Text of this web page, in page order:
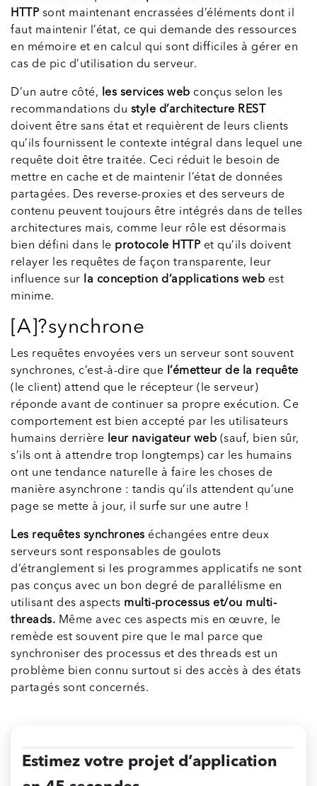
HTTPsont maintenant encrassées d’éléments dont il
faut maintenir l’état, ce qui demande des ressources
en mémoire et en calcul qui sont difficiles à gérer en
cas de pic d’utilisation du serveur.
D’un autre côté, les services web conçus selon les
recommandations du style d’architecture REST
doivent être sans état et requièrent de leurs clients
qu’ils fournissent le contexte intégral dans lequel une
requête doit être traitée. Ceci réduit le besoin de
mettre en cache et de maintenir l’état de données
partagées. Des reverse-proxies et des serveurs de
contenu peuvent toujours être intégrés dans de telles
architectures mais, comme leur rôle est désormais
bien défini dans le protocole HTTPet qu’ils doivent
relayer les requêtes de façon transparente, leur
influence sur
la conception d’applications web est
minime.
[A]?synchrone
Les requêtes envoyées vers un serveur sont souvent
synchrones, c’est-à-dire que l’émetteur de la requête
(le client) attend que le récepteur (le serveur)
réponde avant de continuer sa propre exécution. Ce
comportement est bien accepté par les utilisateurs
humains derrière
leur navigateur web (sauf, bien sûr,
s’ils ont à attendre trop longtemps) car les humains
ont une tendance naturelle à faire les choses de
manière asynchrone : tandis qu’ils attendent qu’une
page se mette à jour, il surfe sur une autre !
Les requêtes synchrones échangées entre deux
serveurs sont responsables de goulots
d’étranglement si les programmes applicatifs ne sont
pas conçus avec un bon degré de parallélisme en
utilisant des aspects multi-processus et/ou multi-
threads. Même avec ces aspects mis en œuvre, le
remède est souvent pire que le mal parce que
synchroniser des processus et des threads est un
problème bien connu surtout si des accès à des états
partagés sont concernés.
Estimez votre projet d’application